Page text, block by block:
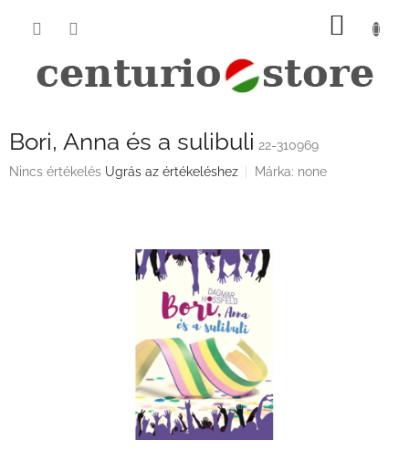
KOSÁR
Bori, Anna és a sulibuli 22-310969
A
Nincs értékelés Ugrás az értékeléshez Márka: none